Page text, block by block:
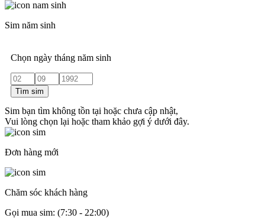
Sim năm sinh
Chọn ngày tháng năm sinh
Tìm sim
Sim bạn tìm không tồn tại hoặc chưa cập nhật,
Vui lòng chọn lại hoặc tham khảo gợi ý dưới đây.
Đơn hàng mới
Chăm sóc khách hàng
Gọi mua sim: (7:30 - 22:00)